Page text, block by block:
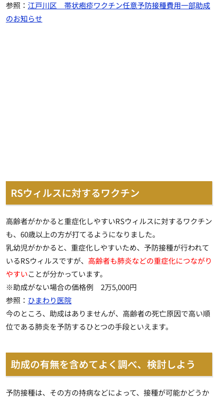
参照： 江戸川区 帯状疱疹ワクチン任意予防接種費用一部助成
のお知らせ
RSウィルスに対するワクチン
高齢者がかかると重症化しやすいRSウィルスに対するワクチン
も、60歳以上の方が打てるようになりました。
乳幼児がかかると、重症化しやすいため、予防接種が行われて
いるRSウィルスですが、 高齢者も肺炎などの重症化につながり
やすいことが分かっています。
※助成がない場合の価格例 2万5,000円
参照： ひまわり医院
今のところ、助成はありませんが、高齢者の死亡原因で高い順
位である肺炎を予防するひとつの手段といえます。
助成の有無を含めてよく調べ、検討しよう
予防接種は、その方の持病などによって、接種が可能かどうか